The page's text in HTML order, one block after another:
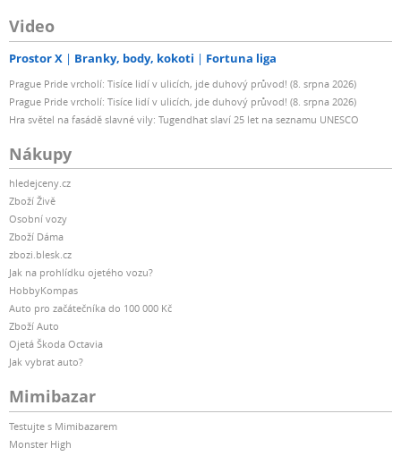
Video
Prostor X Branky, body, kokoti Fortuna liga
Prague Pride vrcholí: Tisíce lidí v ulicích, jde duhový průvod! (8. srpna 2026)
Prague Pride vrcholí: Tisíce lidí v ulicích, jde duhový průvod! (8. srpna 2026)
Hra světel na fasádě slavné vily: Tugendhat slaví 25 let na seznamu UNESCO
Nákupy
hledejceny.cz
Zboží Živě
Osobní vozy
Zboží Dáma
zbozi.blesk.cz
Jak na prohlídku ojetého vozu?
HobbyKompas
Auto pro začátečníka do 100 000 Kč
Zboží Auto
Ojetá Škoda Octavia
Jak vybrat auto?
Mimibazar
Testujte s Mimibazarem
Monster High